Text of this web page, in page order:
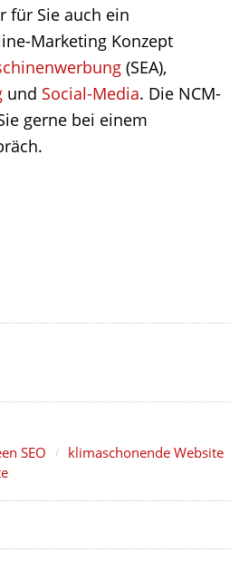
für Sie auch ein
Marketing Konzept
(SEA),
und Social-Media. Die NCM-
gerne bei einem
SEO
klimaschonende Website